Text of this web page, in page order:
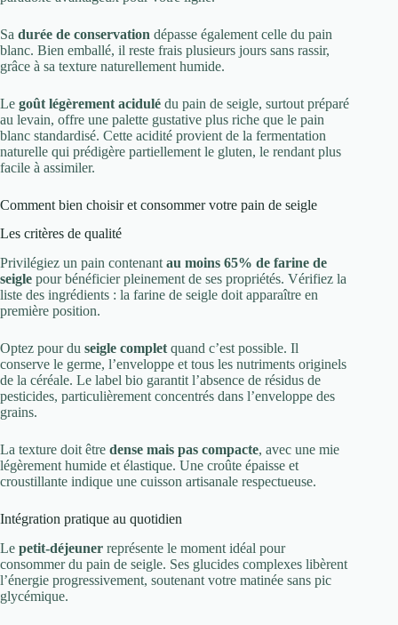
Sa durée de conservation dépasse également celle du pain
blanc. Bien emballé, il reste frais plusieurs jours sans rassir,
grâce à sa texture naturellement humide.
Le goût légèrement acidulé du pain de seigle, surtout préparé
au levain, offre une palette gustative plus riche que le pain
blanc standardisé. Cette acidité provient de la fermentation
naturelle qui prédigère partiellement le gluten, le rendant plus
facile à assimiler.
Comment bien choisir et consommer votre pain de seigle
Les critères de qualité
Privilégiez un pain contenant au moins 65% de farine de
seigle pour bénéficier pleinement de ses propriétés. Vérifiez la
liste des ingrédients : la farine de seigle doit apparaître en
première position.
Optez pour du seigle complet quand c’est possible. Il
conserve le germe, l’enveloppe et tous les nutriments originels
de la céréale. Le label bio garantit l’absence de résidus de
pesticides, particulièrement concentrés dans l’enveloppe des
grains.
La texture doit être dense mais pas compacte, avec une mie
légèrement humide et élastique. Une croûte épaisse et
croustillante indique une cuisson artisanale respectueuse.
Intégration pratique au quotidien
Le petit-déjeuner représente le moment idéal pour
consommer du pain de seigle. Ses glucides complexes libèrent
l’énergie progressivement, soutenant votre matinée sans pic
glycémique.